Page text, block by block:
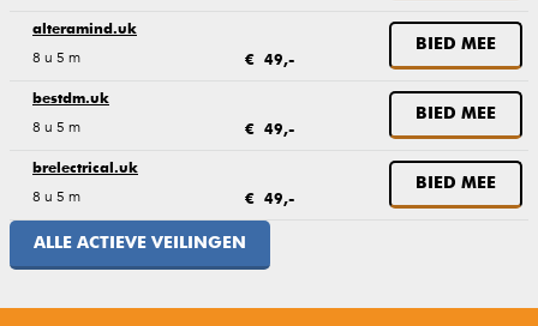
alteramind.uk
8 u 5 m € 49,-
BIED MEE
bestdm.uk
8 u 5 m € 49,-
BIED MEE
brelectrical.uk
8 u 5 m € 49,-
BIED MEE
ALLE ACTIEVE VEILINGEN